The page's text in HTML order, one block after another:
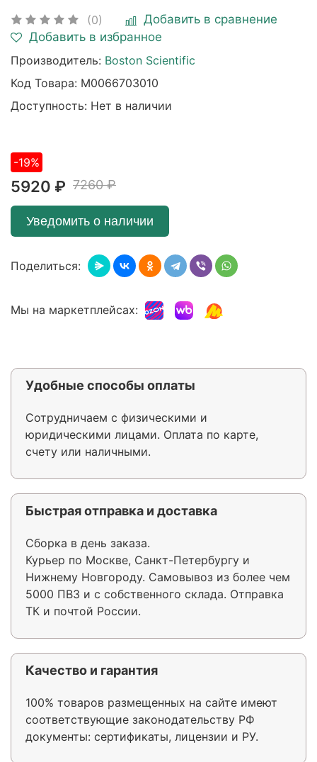
(0)
Добавить в сравнение
Добавить в избранное
Производитель: Boston Scientific
Код Товара: M0066703010
Доступность: Нет в наличии
-19%
5920 ₽ 7260 ₽
Уведомить о наличии
Поделиться:
Мы на маркетплейсах:
Удобные способы оплаты
Сотрудничаем с физическими и
юридическими лицами. Оплата по карте,
счету или наличными.
Быстрая отправка и доставка
Сборка в день заказа.
Курьер по Москве, Санкт-Петербургу и
Нижнему Новгороду. Самовывоз из более чем
5000 ПВЗ и с собственного склада. Отправка
ТК и почтой России.
Качество и гарантия
100% товаров размещенных на сайте имеют
соответствующие законодательству РФ
документы: сертификаты, лицензии и РУ.